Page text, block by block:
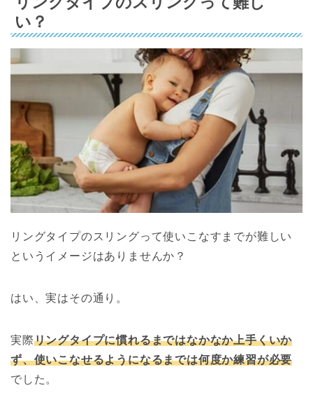
い？
リングタイプのスリングって使いこなすまでが難しい
というイメージはありませんか？
はい、実はその通り。
実際リングタイプに慣れるまではなかなか上手くいか
ず、使いこなせるようになるまでは何度か練習が必要
でした。